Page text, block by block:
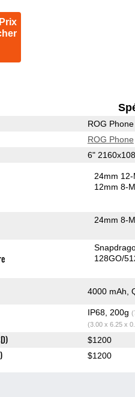
ROG Phone
ROG Phone
6"
24mm
12mm 8-
24mm 8-
128GO/
4000 mAh,
IP68, 200g
(3.00 x 6.25 x
$1200
$1200